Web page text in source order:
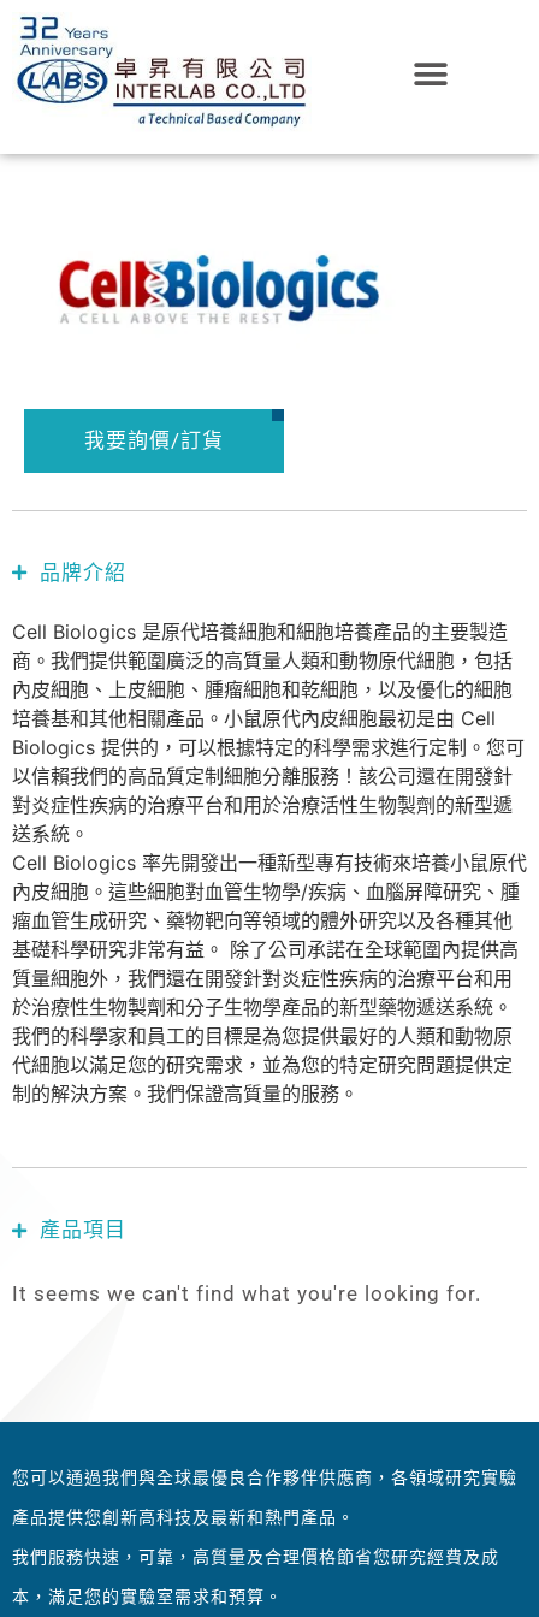
我要詢價/訂貨
品牌介紹
Cell Biologics 是原代培養細胞和細胞培養產品的主要製造
商。我們提供範圍廣泛的高質量人類和動物原代細胞，包括
內皮細胞、上皮細胞、腫瘤細胞和乾細胞，以及優化的細胞
培養基和其他相關產品。小鼠原代內皮細胞最初是由 Cell
Biologics 提供的，可以根據特定的科學需求進行定制。您可
以信賴我們的高品質定制細胞分離服務！該公司還在開發針
對炎症性疾病的治療平台和用於治療活性生物製劑的新型遞
送系統。
Cell Biologics 率先開發出一種新型專有技術來培養小鼠原代
內皮細胞。這些細胞對血管生物學/疾病、血腦屏障研究、腫
瘤血管生成研究、藥物靶向等領域的體外研究以及各種其他
基礎科學研究非常有益。 除了公司承諾在全球範圍內提供高
質量細胞外，我們還在開發針對炎症性疾病的治療平台和用
於治療性生物製劑和分子生物學產品的新型藥物遞送系統。
我們的科學家和員工的目標是為您提供最好的人類和動物原
代細胞以滿足您的研究需求，並為您的特定研究問題提供定
制的解決方案。我們保證高質量的服務。
產品項目
It seems we can't find what you're looking for.
您可以通過我們與全球最優良合作夥伴供應商，各領域研究實驗
產品提供您創新高科技及最新和熱門產品。
我們服務快速，可靠，高質量及合理價格節省您研究經費及成
本，滿足您的實驗室需求和預算。